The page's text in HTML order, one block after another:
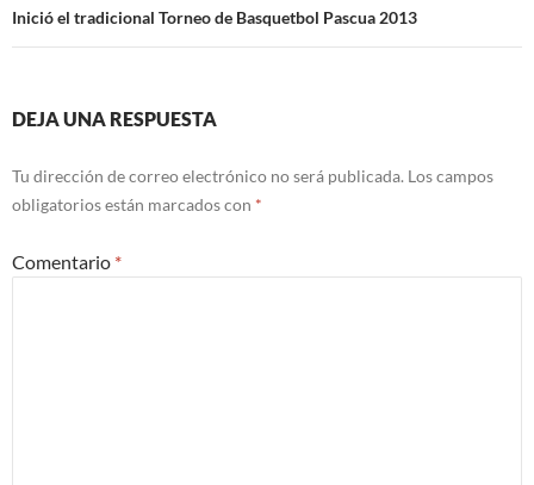
Inició el tradicional Torneo de Basquetbol Pascua 2013
DEJA UNA RESPUESTA
Tu dirección de correo electrónico no será publicada. Los campos
obligatorios están marcados con *
Comentario *